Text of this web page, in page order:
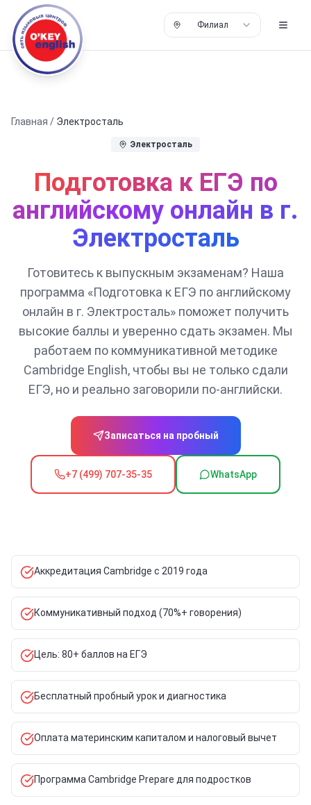
Филиал
Главная / Электросталь
Электросталь
Подготовка к ЕГЭ по
английскому онлайн в г.
Электросталь
Готовитесь к выпускным экзаменам? Наша
программа «Подготовка к ЕГЭ по английскому
онлайн в г. Электросталь» поможет получить
высокие баллы и уверенно сдать экзамен. Мы
работаем по коммуникативной методике
Cambridge English, чтобы вы не только сдали
ЕГЭ, но и реально заговорили по-английски.
Записаться на пробный
+7 (499) 707-35-35 WhatsApp
Аккредитация Cambridge с 2019 года
Коммуникативный подход (70%+ говорения)
Цель: 80+ баллов на ЕГЭ
Бесплатный пробный урок и диагностика
Оплата материнским капиталом и налоговый вычет
Программа Cambridge Prepare для подростков